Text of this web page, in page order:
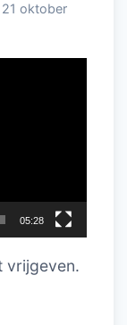
21 oktober
05:28
vrijgeven.